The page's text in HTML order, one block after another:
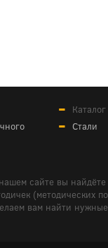
Стали
сайте вы
(методических
вам найти